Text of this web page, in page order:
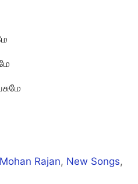
Mohan Rajan, New Songs,